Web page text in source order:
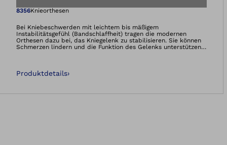
Öffnet das Bild
8356Knieorthesen
Bei Kniebeschwerden mit leichtem bis mäßigem
Instabilitätsgefühl (Bandschlaffheit) tragen die modernen
Orthesen dazu bei, das Kniegelenk zu stabilisieren. Sie können
Schmerzen lindern und die Funktion des Gelenks unterstützen.
geschlossene Variante.
Produktdetails›